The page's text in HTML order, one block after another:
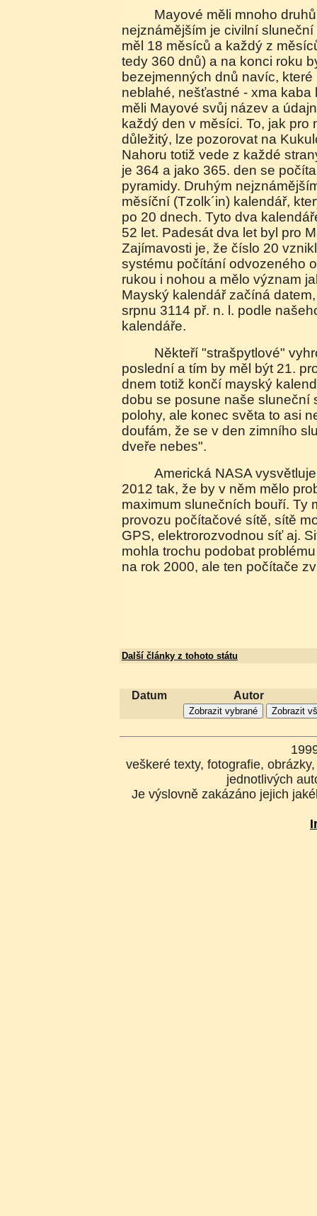
Mayové měli mnoho druhů kalendáře, ale
nejznámějším je civilní
měl 18 měsíců a každý z
tedy 360 dnů) a na konci roku
bezejmenných dnů navíc,
neblahé, nešťastné - xma kaba
měli Mayové svůj název a
každý den v měsíci. To, jak pro
důležitý, lze pozorovat na
Nahoru totiž vede z každé
je 364 a jako 365. den se
pyramidy. Druhým
měsíční (Tzolk´in) kalendář,
po 20 dnech. Tyto dva
52 let. Padesát dva let byl pro
Zajímavosti je, že číslo 20
systému počítání odvozeného
rukou i nohou a mělo význam
Mayský kalendář začíná
srpnu 3114 př. n. l. podle
kalendáře.
Někteří "strašpytlové" vyhrožují, že se blíží den
poslední a tím by měl být 21.
dnem totiž končí mayský
dobu se posune naše sluneční
polohy, ale konec světa to asi
doufám, že se v den zimního
dveře nebes".
Americká NASA vysvětluje "problémový" rok
2012 tak, že by v něm mělo
maximum slunečních bouří. Ty
provozu počítačové sítě, sítě
GPS, elektrorozvodnou síť aj.
mohla trochu podobat
na rok 2000, ale ten počítače
Další články z tohoto státu
Datum Autor
veškeré texty, fotografie,
jednotlivých
Je výslovně zakázáno jejich